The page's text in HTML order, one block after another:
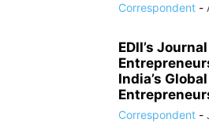
Correspondent -
EDII’s
India’s
Correspondent -